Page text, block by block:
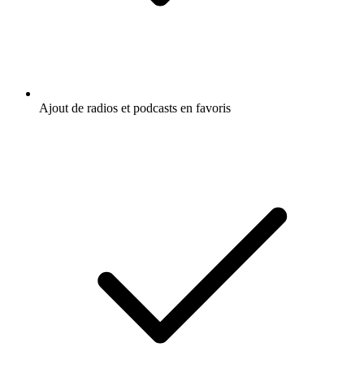
Ajout de radios et podcasts en favoris